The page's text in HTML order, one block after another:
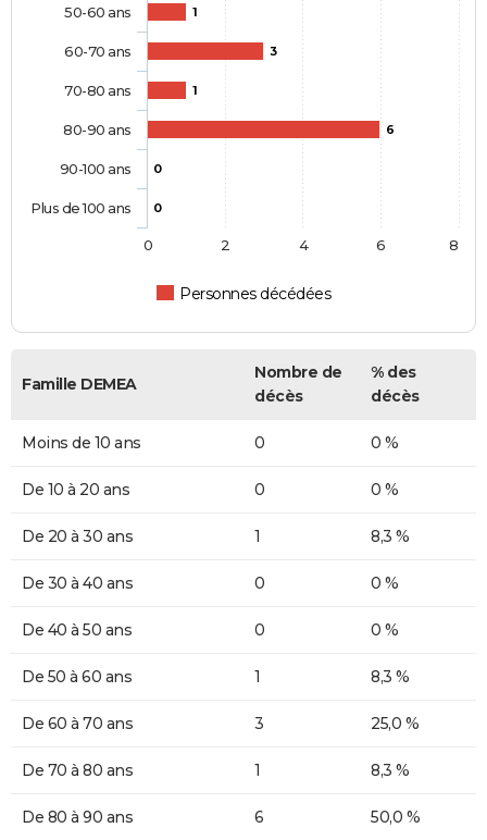
1
3
1
6
0
0
Personnes décédées
50-60 ans
60-70 ans
70-80 ans
80-90 ans
90-100 ans
Plus de 100 ans
0 2 4 6 8
Famille DEMEA
Nombre de
décès
% des
décès
Moins de 10 ans 0 0 %
De 10 à 20 ans 0 0 %
De 20 à 30 ans 1 8,3 %
De 30 à 40 ans 0 0 %
De 40 à 50 ans 0 0 %
De 50 à 60 ans 1 8,3 %
De 60 à 70 ans 3 25,0 %
De 70 à 80 ans 1 8,3 %
De 80 à 90 ans 6 50,0 %